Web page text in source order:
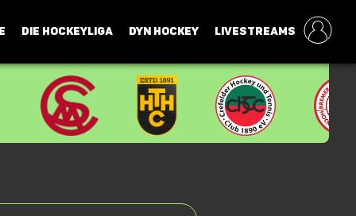
DIE HOCKEYLIGA DYN HOCKEY LIVESTREAMS